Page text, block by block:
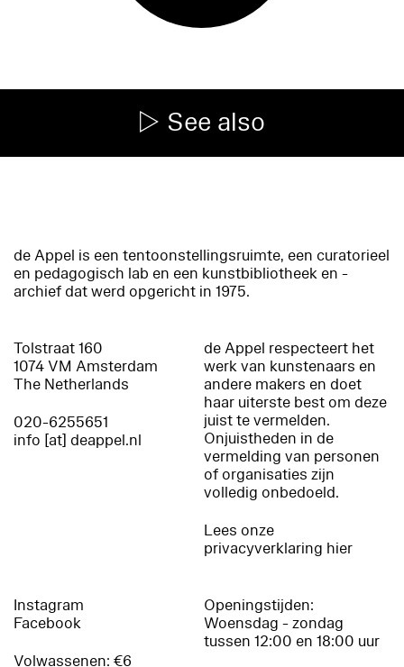
See also
de Appel is een tentoonstellingsruimte, een curatorieel
en pedagogisch lab en een kunstbibliotheek en -
archief dat werd opgericht in 1975.
Tolstraat 160
1074 VM Amsterdam
The Netherlands
020-6255651
info [at] deappel.nl
de Appel respecteert het
werk van kunstenaars en
andere makers en doet
haar uiterste best om deze
juist te vermelden.
Onjuistheden in de
vermelding van personen
of organisaties zijn
volledig onbedoeld.
Lees onze
privacyverklaring hier
Instagram
Facebook
Volwassenen: €6
Openingstijden:
Woensdag - zondag
tussen 12:00 en 18:00 uur